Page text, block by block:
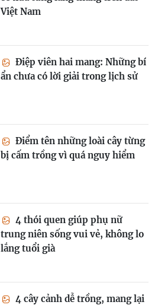
Việt Nam
Điệp viên hai mang: Những bí
ẩn chưa có lời giải trong lịch sử
Điểm tên những loài cây từng
bị cấm trồng vì quá nguy hiểm
4 thói quen giúp phụ nữ
trung niên sống vui vẻ, không lo
lắng tuổi già
4 cây cảnh dễ trồng, mang lại